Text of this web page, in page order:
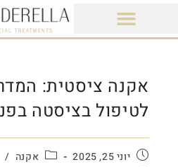
אקנה ציסטית:
לטיפול בציסטה
יוני 25, 2025 אקנה /